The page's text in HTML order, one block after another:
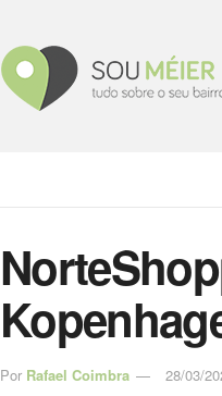
Por Rafael Coimbra 28/03/